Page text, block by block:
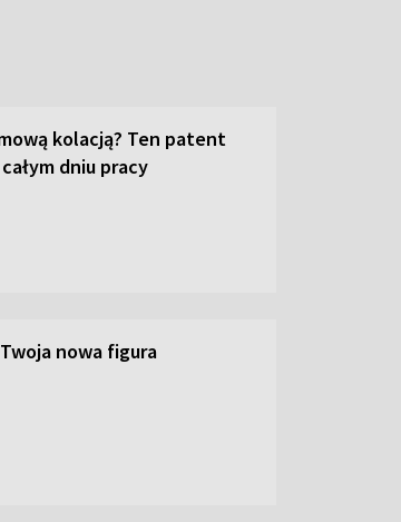
kolacją? Ten patent
dniu pracy
nowa figura